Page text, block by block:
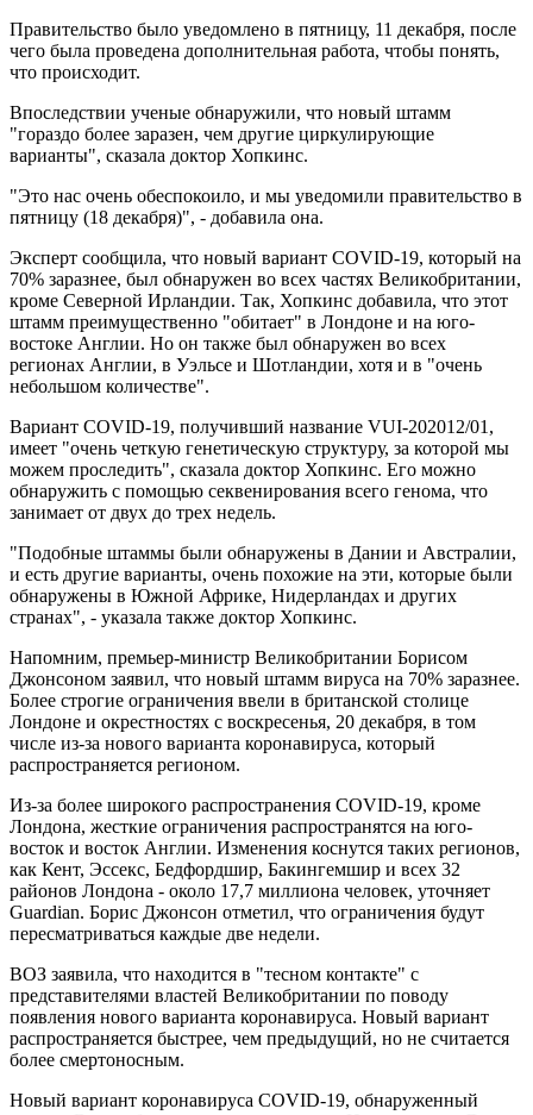
Правительство было уведомлено в пятницу, 11 декабря, после
чего была проведена дополнительная работа, чтобы понять,
что происходит.
Впоследствии ученые обнаружили, что новый штамм
"гораздо более заразен, чем другие циркулирующие
варианты", сказала доктор Хопкинс.
"Это нас очень обеспокоило, и мы уведомили правительство в
пятницу (18 декабря)", - добавила она.
Эксперт сообщила, что новый вариант COVID-19, который на
70% заразнее, был обнаружен во всех частях Великобритании,
кроме Северной Ирландии. Так, Хопкинс добавила, что этот
штамм преимущественно "обитает" в Лондоне и на юго-
востоке Англии. Но он также был обнаружен во всех
регионах Англии, в Уэльсе и Шотландии, хотя и в "очень
небольшом количестве".
Вариант COVID-19, получивший название VUI-202012/01,
имеет "очень четкую генетическую структуру, за которой мы
можем проследить", сказала доктор Хопкинс. Его можно
обнаружить с помощью секвенирования всего генома, что
занимает от двух до трех недель.
"Подобные штаммы были обнаружены в Дании и Австралии,
и есть другие варианты, очень похожие на эти, которые были
обнаружены в Южной Африке, Нидерландах и других
странах", - указала также доктор Хопкинс.
Напомним, премьер-министр Великобритании Борисом
Джонсоном заявил, что новый штамм вируса на 70% заразнее.
Более строгие ограничения ввели в британской столице
Лондоне и окрестностях с воскресенья, 20 декабря, в том
числе из-за нового варианта коронавируса, который
распространяется регионом.
Из-за более широкого распространения COVID-19, кроме
Лондона, жесткие ограничения распространятся на юго-
восток и восток Англии. Изменения коснутся таких регионов,
как Кент, Эссекс, Бедфордшир, Бакингемшир и всех 32
районов Лондона - около 17,7 миллиона человек, уточняет
Guardian. Борис Джонсон отметил, что ограничения будут
пересматриваться каждые две недели.
ВОЗ заявила, что находится в "тесном контакте" с
представителями властей Великобритании по поводу
появления нового варианта коронавируса. Новый вариант
распространяется быстрее, чем предыдущий, но не считается
более смертоносным.
Новый вариант коронавируса COVID-19, обнаруженный